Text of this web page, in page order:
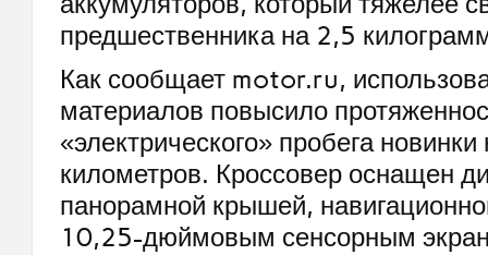
предшественника на 2,5
Как сообщает motor.ru,
материалов повысило
«электрического» пробега
километров. Кроссовер оснащен
панорамной крышей,
10,25-дюймовым сенсорным